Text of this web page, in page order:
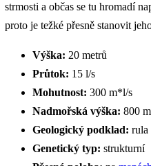
strmosti a občas se tu hromadí
proto je težké přesně stanovit
Výška: 20 metrů
Průtok: 15 l/s
Mohutnost: 300 m*l/s
Nadmořská výška: 800
Geologický podklad: rula
Genetický typ: strukturní